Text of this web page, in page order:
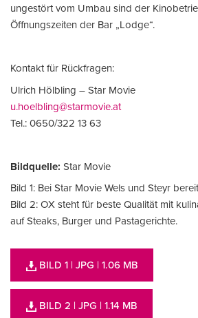
ungestört vom Umbau sind der
Öffnungszeiten der Bar „Lodge“.
Kontakt für Rückfragen:
Ulrich Hölbling – Star Movie
u.hoelbling@starmovie.at
Tel.: 0650/322 13 63
Bildquelle: Star Movie
Bild 1: Bei Star Movie Wels und Steyr
Bild 2: OX steht für beste Qualität mit
auf Steaks, Burger und Pastagerichte.
BILD 1 | JPG | 1.06 MB
BILD 2 | JPG | 1.14 MB